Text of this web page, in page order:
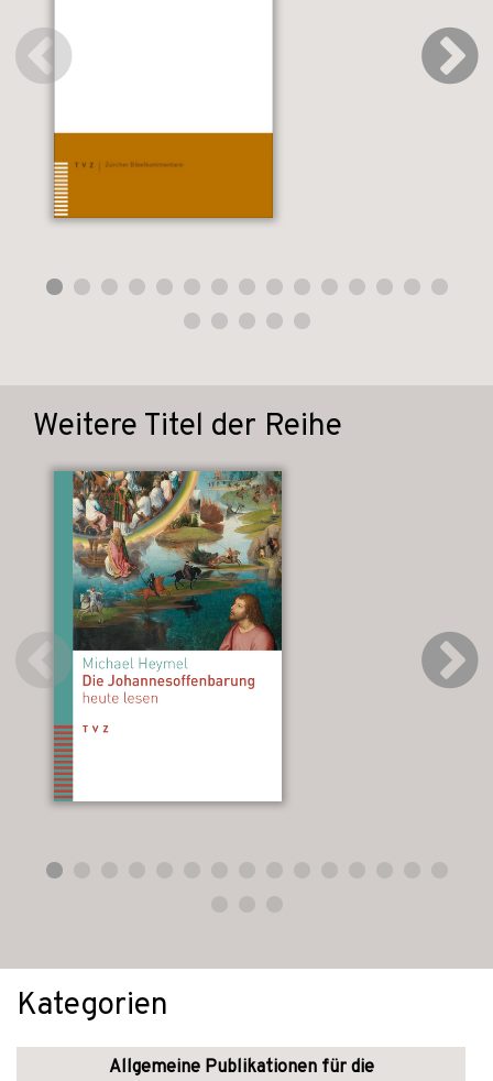
Weitere Titel der Reihe
Kategorien
Allgemeine Publikationen für die